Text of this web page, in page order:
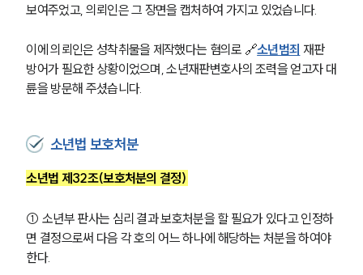
보여주었고, 의뢰인은 그 장면을 캡처하여 가지고 있었습니다.
이에 의뢰인은 성착취물을 제작했다는 혐의로 🔗소년범죄 재판
방어가 필요한 상황이었으며, 소년재판변호사의 조력을 얻고자 대
륜을 방문해 주셨습니다.
소년법 보호처분
소년법 제32조(보호처분의 결정)
① 소년부 판사는 심리 결과 보호처분을 할 필요가 있다고 인정하
면 결정으로써 다음 각 호의 어느 하나에 해당하는 처분을 하여야
한다.